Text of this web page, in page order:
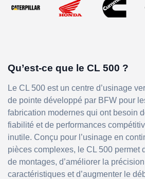
Qu’est-ce que le CL 500 ?
Le CL 500 est un centre d’usinage
de pointe développé par BFW pour
fabrication modernes qui ont besoin
fiabilité et de performances
inutile. Conçu pour l’usinage en
pièces complexes, le CL 500 permet
de montages, d’améliorer la
caractéristiques et d’augmenter le